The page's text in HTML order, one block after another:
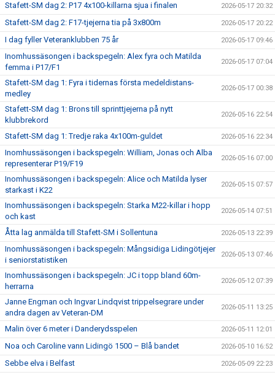
Stafett-SM dag 2: P17 4x100-killarna sjua i finalen 2026-05-17 20:32
Stafett-SM dag 2: F17-tjejerna tia på 3x800m 2026-05-17 20:22
I dag fyller Veteranklubben 75 år 2026-05-17 09:46
Inomhussäsongen i backspegeln: Alex fyra och Matilda
femma i P17/F1
2026-05-17 07:04
Stafett-SM dag 1: Fyra i tidernas första medeldistans-
medley
2026-05-17 00:38
Stafett-SM dag 1: Brons till sprinttjejerna på nytt
klubbrekord
2026-05-16 22:54
Stafett-SM dag 1: Tredje raka 4x100m-guldet 2026-05-16 22:34
Inomhussäsongen i backspegeln: William, Jonas och Alba
representerar P19/F19
2026-05-16 07:00
Inomhussäsongen i backspegeln: Alice och Matilda lyser
starkast i K22
2026-05-15 07:57
Inomhussäsongen i backspegeln: Starka M22-killar i hopp
och kast
2026-05-14 07:51
Åtta lag anmälda till Stafett-SM i Sollentuna 2026-05-13 22:39
Inomhussäsongen i backspegeln: Mångsidiga Lidingötjejer
i seniorstatistiken
2026-05-13 07:46
Inomhussäsongen i backspegeln: JC i topp bland 60m-
herrarna
2026-05-12 07:39
Janne Engman och Ingvar Lindqvist trippelsegrare under
andra dagen av Veteran-DM
2026-05-11 13:25
Malin över 6 meter i Danderydsspelen 2026-05-11 12:01
Noa och Caroline vann Lidingö 1500 – Blå bandet 2026-05-10 16:52
Sebbe elva i Belfast 2026-05-09 22:23